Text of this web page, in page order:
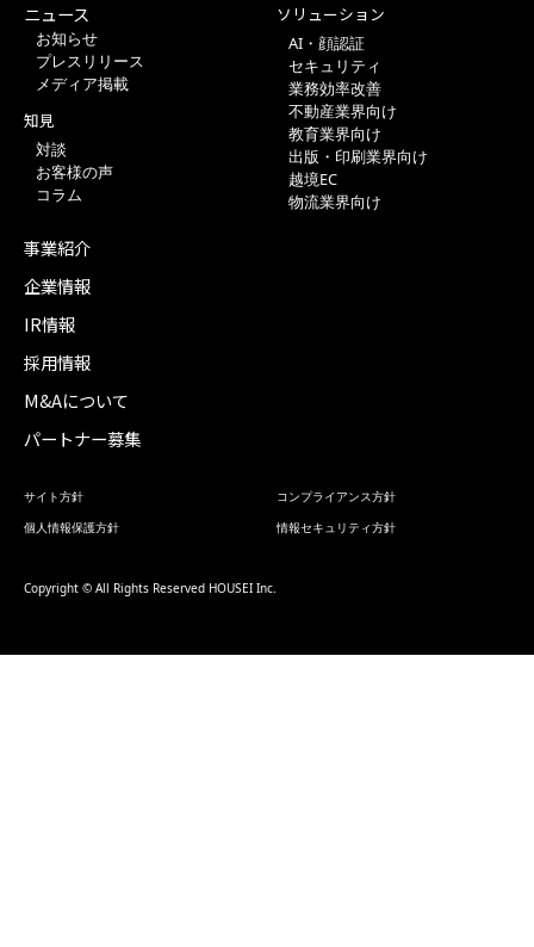
ニュース
お知らせ
プレスリリース
メディア掲載
知見
対談
お客様の声
コラム
ソリューション
AI・顔認証
セキュリティ
業務効率改善
不動産業界向け
教育業界向け
出版・印刷業界向け
越境EC
物流業界向け
事業紹介
企業情報
IR情報
採用情報
M&Aについて
パートナー募集
サイト方針
コンプライアンス方針
個人情報保護方針
情報セキュリティ方針
Copyright © All Rights Reserved HOUSEI Inc.